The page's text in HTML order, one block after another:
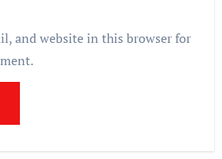
and website in this browser for